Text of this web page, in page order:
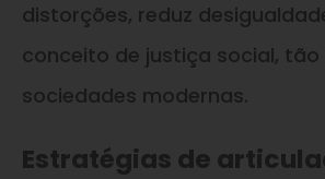
distorções, reduz
conceito de justiça social, tão
sociedades modernas.
Estratégias de